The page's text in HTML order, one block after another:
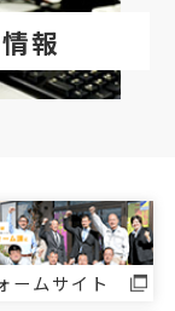
報
ームサイト